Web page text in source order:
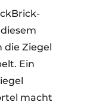
die Ziegel
Ein
macht